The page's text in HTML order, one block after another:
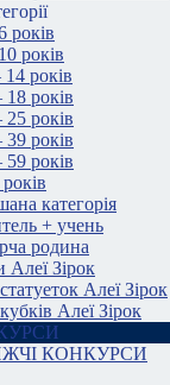
років
років
14 років
18 років
25 років
39 років
59 років
категорія
+ учень
родина
Алеї Зірок
Алеї Зірок
Алеї Зірок
КОНКУРСИ